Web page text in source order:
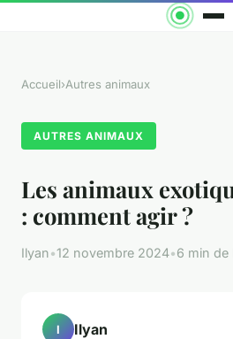
Accueil›Autres animaux
AUTRES ANIMAUX
Les animaux
: comment agir ?
Ilyan•12 novembre 2024•6 min de
I Ilyan